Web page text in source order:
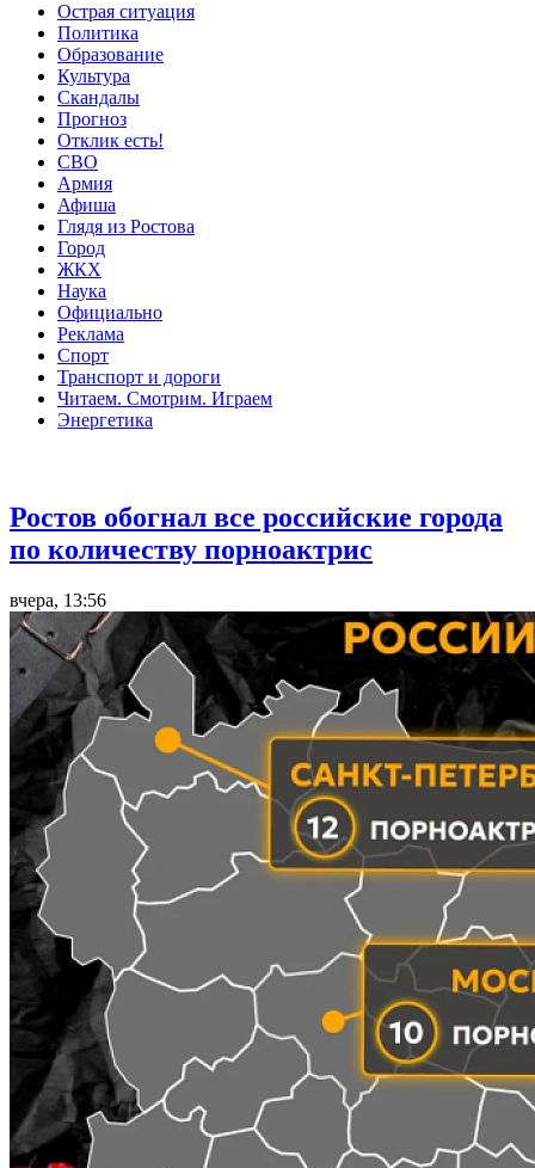
Острая ситуация
Политика
Образование
Культура
Скандалы
Прогноз
Отклик есть!
СВО
Армия
Афиша
Глядя из Ростова
Город
ЖКХ
Наука
Официально
Реклама
Спорт
Транспорт и дороги
Читаем. Смотрим. Играем
Энергетика
Ростов обогнал все российские города
по количеству порноактрис
вчера, 13:56